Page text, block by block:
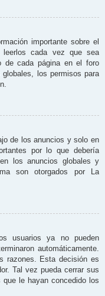
importante sobre el
leerlos cada vez que sea
de cada página en el foro
los permisos para
de los anuncios y solo en
por lo que debería
los anuncios globales y
son otorgados por La
usuarios ya no pueden
automáticamente.
razones. Esta decisión es
Tal vez pueda cerrar sus
le hayan concedido los